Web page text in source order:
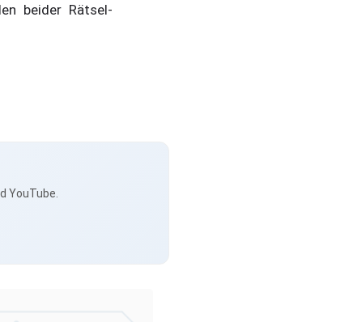
beider Rätsel-
YouTube.